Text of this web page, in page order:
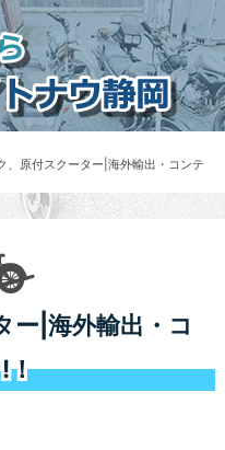
、原付スクーター|海外輸出・コンテ
ー|海外輸出・コ
！